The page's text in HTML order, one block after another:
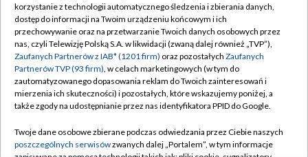
TVP
Abonament TVP
Emisja w TVP
Centrum informacji TVP
Naziemna Telewizja Cyfrowa
Rada Programowa
Regulamin TVP
Polityka prywatności
Moje zgody
Pomoc
Kontakt
korzystanie z technologii automatycznego śledzenia i zbierania danych,
dostęp do informacji na Twoim urządzeniu końcowym i ich
przechowywanie oraz na przetwarzanie Twoich danych osobowych przez
nas, czyli Telewizję Polską S.A. w likwidacji (zwaną dalej również „TVP”),
Zaufanych Partnerów z IAB* (1201 firm) oraz pozostałych Zaufanych
Partnerów TVP (93 firm), w celach marketingowych (w tym do
zautomatyzowanego dopasowania reklam do Twoich zainteresowań i
mierzenia ich skuteczności) i pozostałych, które wskazujemy poniżej, a
także zgody na udostępnianie przez nas identyfikatora PPID do Google.
Twoje dane osobowe zbierane podczas odwiedzania przez Ciebie naszych
poszczególnych serwisówzwanych dalej „Portalem”, w tym informacje